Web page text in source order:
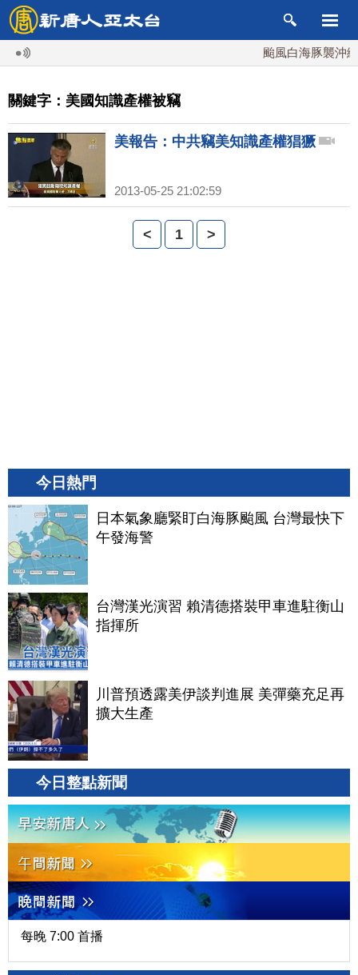
颱風白海豚襲沖繩
關鍵字：美國知識產權被竊
美報告：中共竊美知識產權猖獗
2013-05-25 21:02:59
< 1 >
今日熱門
日本氣象廳緊盯白海豚颱風 台灣最快下
午發海警
台灣漢光演習 賴清德搭裝甲車進駐衡山
指揮所
川普預透露美伊談判進展 美彈藥充足再
擴大生產
今日整點新聞
每晚 7:00 首播